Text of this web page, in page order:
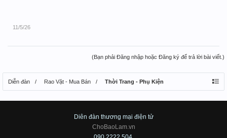
11/5/26
(Bạn phải Đăng nhập hoặc Đăng ký để trả lời bài viết.)
Diễn đàn Rao Vặt - Mua Bán Thời Trang - Phụ Kiện
Diên đàn thương mại điện tử
ChoBaoLam.vn